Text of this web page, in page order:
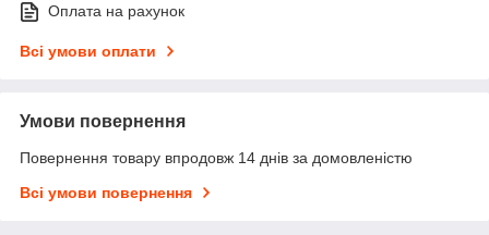
Оплата на рахунок
Всі умови оплати
Умови повернення
Повернення товару впродовж 14 днів за домовленістю
Всі умови повернення